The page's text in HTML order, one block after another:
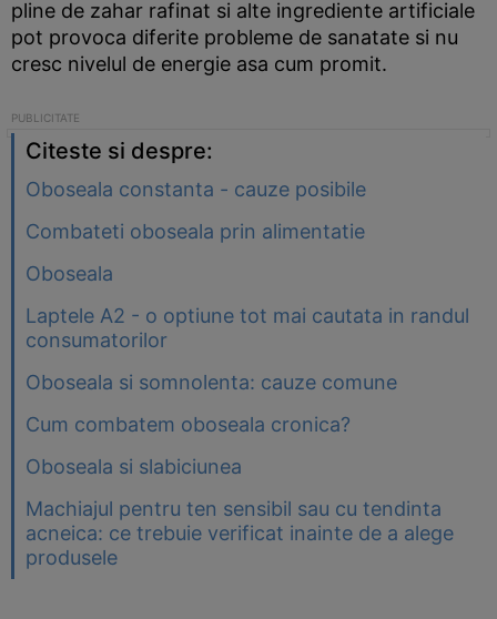
pline de zahar rafinat si alte ingrediente artificiale
pot provoca diferite probleme de sanatate si nu
cresc nivelul de energie asa cum promit.
Citeste si despre:
Oboseala constanta - cauze posibile
Combateti oboseala prin alimentatie
Oboseala
Laptele A2 - o optiune tot mai cautata in randul
consumatorilor
Oboseala si somnolenta: cauze comune
Cum combatem oboseala cronica?
Oboseala si slabiciunea
Machiajul pentru ten sensibil sau cu tendinta
acneica: ce trebuie verificat inainte de a alege
produsele